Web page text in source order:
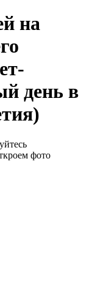
на
день в
фото